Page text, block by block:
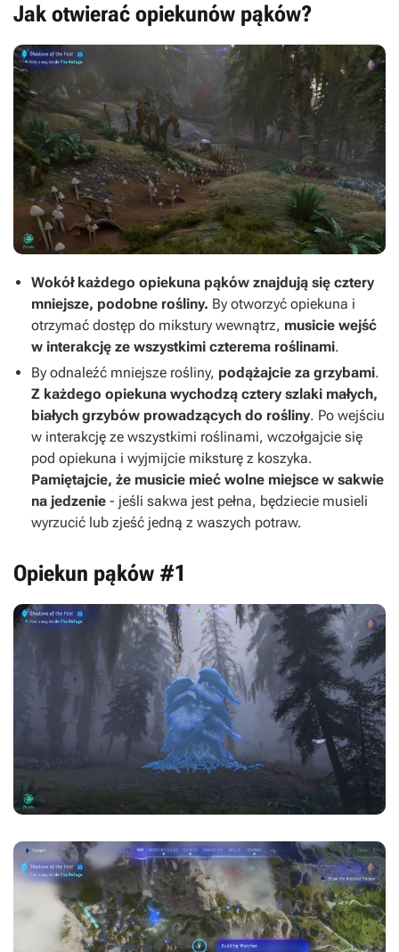
Jak otwierać opiekunów pąków?
Wokół każdego opiekuna pąków znajdują się cztery
mniejsze, podobne rośliny. By otworzyć opiekuna i
otrzymać dostęp do mikstury wewnątrz, musicie wejść
w interakcję ze wszystkimi czterema roślinami.
By odnaleźć mniejsze rośliny, podążajcie za grzybami.
Z każdego opiekuna wychodzą cztery szlaki małych,
białych grzybów prowadzących do rośliny. Po wejściu
w interakcję ze wszystkimi roślinami, wczołgajcie się
pod opiekuna i wyjmijcie miksturę z koszyka.
Pamiętajcie, że musicie mieć wolne miejsce w sakwie
na jedzenie - jeśli sakwa jest pełna, będziecie musieli
wyrzucić lub zjeść jedną z waszych potraw.
Opiekun pąków #1